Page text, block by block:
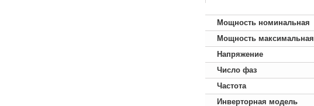
Мощность номинальная
Мощность максимальная
Напряжение
Число фаз
Частота
Инверторная модель